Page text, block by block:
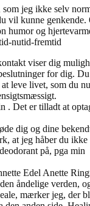
som jeg ikke selv
vil kunne genkende.
humor og
nutid-fremtid
viser dig
for dig.
leve livet, som du nu
. Det er tilladt at
dig og dine
at jeg håber du ikke
på, pga min
Edel Anette
åndelige verden,
mærker jeg, der